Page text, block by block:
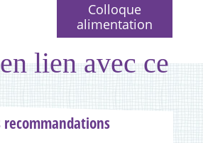
Colloque
alimentation
lien avec ce
recommandations